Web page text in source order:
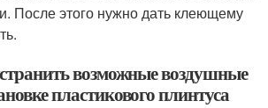
После этого нужно дать клеющему
возможные воздушные
пластикового плинтуса